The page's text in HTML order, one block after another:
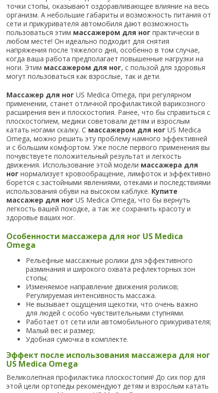
точки стопы, оказывают оздоравливающее влияние на весь
организм. А небольшие габариты и возможность питания от
сети и прикуривателя автомобиля дают возможность
пользоваться этим массажером для ног практически в
любом месте! Он идеально подходит для снятия
напряжения после тяжелого дня, особенно в том случае,
когда ваша работа предполагает повышенные нагрузки на
ноги. Этим массажером для ног, с пользой для здоровья
могут пользоваться как взрослые, так и дети.
Массажер для ног US Medica Omega, при регулярном
применении, станет отличной профилактикой варикозного
расширения вен и плоскостопия. Ранее, что бы справиться с
плоскостопием, медики советовали детям и взрослым
катать ногами скалку. С массажером для ног US Medica
Omega, можно решить эту проблему намного эффективней
и с большим комфортом. Уже после первого применения вы
почувствуете положительный результат и легкость
движения. Использование этой модели массажера для
ног нормализует кровообращение, лимфоток и эффективно
борется с застойными явлениями, отеками и последствиями
использования обуви на высоком каблуке. Купите
массажер для ног US Medica Omega, что бы вернуть
легкость вашей походке, а так же сохранить красоту и
здоровье ваших ног.
Особенности массажера для ног US Medica
Omega
Рельефные массажные ролики для эффективного
разминания и широкого охвата рефлекторных зон
стопы;
Изменяемое направление движения роликов;
Регулируемая интенсивность массажа.
Не вызывает ощущения щекотки, что очень важно
для людей с особо чувствительными ступнями.
Работает от сети или автомобильного прикуривателя;
Малый вес и размер;
Удобная сумочка в комплекте.
Эффект после использования массажера для ног
US Medica Omega
Великолепная профилактика плоскостопия! До сих пор для
этой цели ортопеды рекомендуют детям и взрослым катать